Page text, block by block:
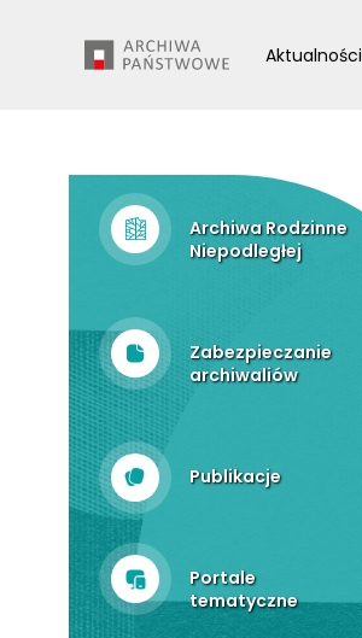
Aktualności
Archiwa Rodzinne
Niepodległej
Zabezpieczanie
archiwaliów
Publikacje
Portale
tematyczne